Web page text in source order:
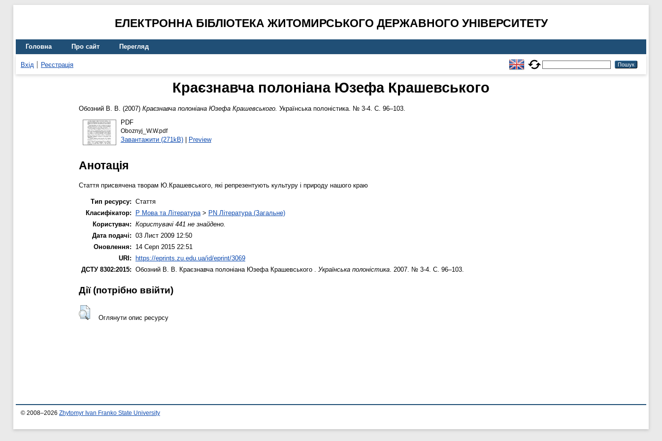
ЕЛЕКТРОННА БІБЛІОТЕКА ЖИТОМИРСЬКОГО ДЕРЖАВНОГО УНІВЕРСИТЕТУ
Головна Про сайт Перегляд
Вхід Реєстрація
Краєзнавча полоніана Юзефа Крашевського
Обозний В. В. (2007) Краєзнавча полоніана Юзефа Крашевського. Українська полоністика. № 3-4. С. 96–103.
PDF
Oboznyj_W.W.pdf
Завантажити (271kB)| Preview
Анотація
Стаття присвячена творам Ю.Крашевського, які репрезентують культуру і природу нашого краю
Тип ресурсу: Стаття
Класифікатор:
P Мова та Література > PN Література (Загальне)
Користувач: Користувачі 441 не знайдено.
Дата подачі: 03 Лист 2009 12:50
Оновлення:
14 Серп 2015 22:51
URI: https://eprints.zu.edu.ua/id/eprint/3069
ДСТУ 8302:2015: Обозний В. В. Краєзнавча полоніана Юзефа Крашевського . Українська полоністика . 2007. № 3-4. С. 96–103.
Дії ​​(потрібно ввійти)
Оглянути опис ресурсу
© 2008–2026 Zhytomyr Ivan Franko State University